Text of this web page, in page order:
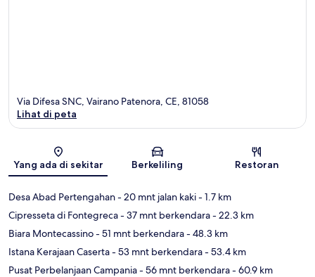
Peta
Via Difesa SNC, Vairano Patenora, CE, 81058
Lihat di peta
Yang ada di sekitar Berkeliling Restoran
Desa Abad Pertengahan- 20 mnt jalan kaki- 1.7 km
Cipresseta di Fontegreca- 37 mnt berkendara- 22.3 km
Biara Montecassino- 51 mnt berkendara- 48.3 km
Istana Kerajaan Caserta- 53 mnt berkendara- 53.4 km
Pusat Perbelanjaan Campania- 56 mnt berkendara- 60.9 km